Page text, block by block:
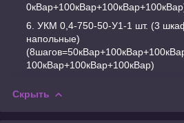
УКМ 0,4-750-50-У1-1 шт. (3
напольные)
100кВар+100кВар+100кВар)
Скрыть